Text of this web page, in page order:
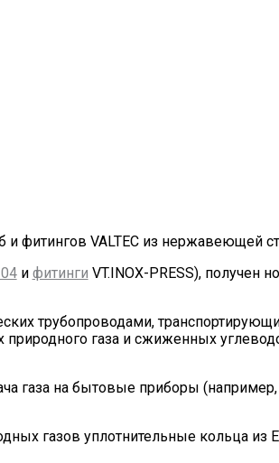
фитингов VALTEC из нержавеющей
и фитинги VT.INOX-PRESS), получен
трубопроводами,
газа и сжиженных
газа на бытовые приборы
газов уплотнительные кольца из